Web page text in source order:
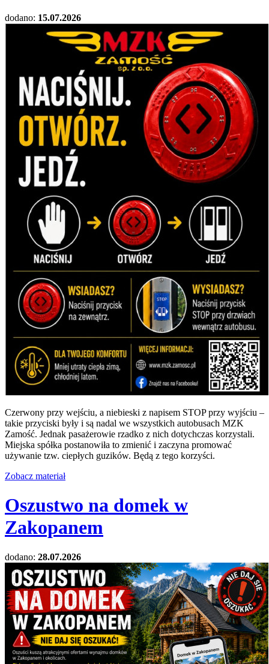
dodano: 15.07.2026
Czerwony przy wejściu, a niebieski z napisem STOP przy wyjściu –
takie przyciski były i są nadal we wszystkich autobusach MZK
Zamość. Jednak pasażerowie rzadko z nich dotychczas korzystali.
Miejska spółka postanowiła to zmienić i zaczyna promować
używanie tzw. ciepłych guzików. Będą z tego korzyści.
Zobacz materiał
Oszustwo na domek w
Zakopanem
dodano: 28.07.2026